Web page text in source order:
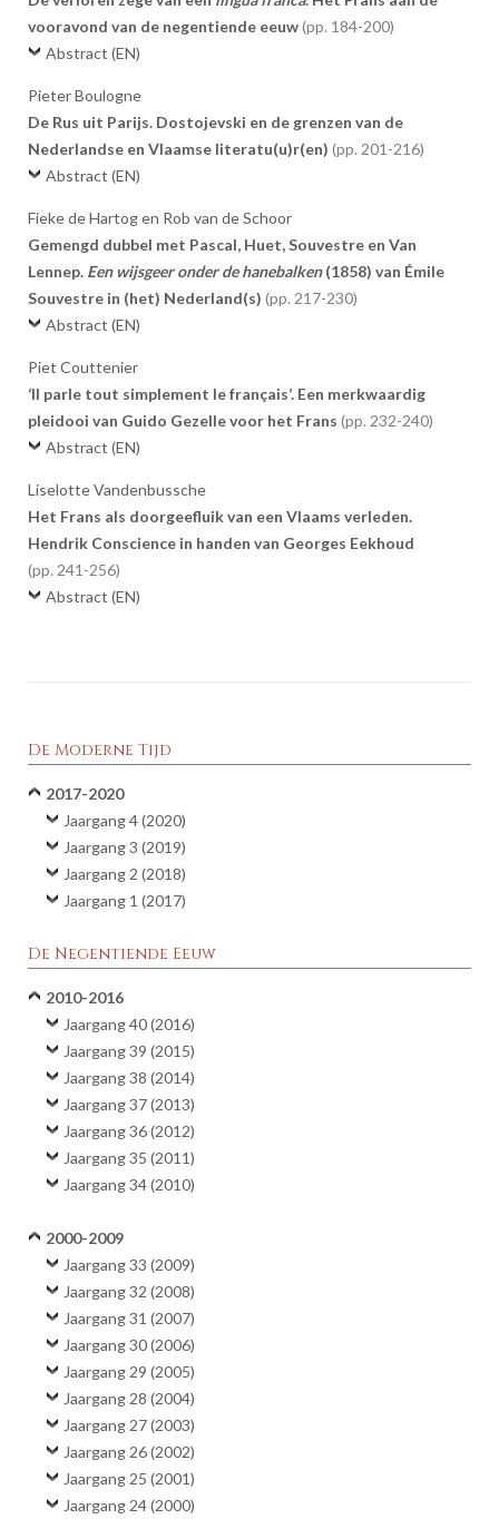
vooravond van de negentiende eeuw
184-200
Abstract (EN)
Pieter Boulogne
De Rus uit Parijs. Dostojevski en de grenzen van de
Nederlandse en Vlaamse literatu(u)r(en)
201-216
Abstract (EN)
Fieke de Hartog en Rob van de Schoor
Gemengd dubbel met Pascal, Huet, Souvestre en Van
Lennep. Een wijsgeer onder de hanebalken(1858) van Émile
Souvestre in (het) Nederland(s)
217-230
Abstract (EN)
Piet Couttenier
‘Il parle tout simplement le français’. Een merkwaardig
pleidooi van Guido Gezelle voor het Frans
232-240
Abstract (EN)
Liselotte Vandenbussche
Het Frans als doorgeefluik van een Vlaams verleden.
Hendrik Conscience in handen van Georges Eekhoud
241-256
Abstract (EN)
De Moderne Tijd
2017-2020
Jaargang 4 (2020)
Jaargang 3 (2019)
Jaargang 2 (2018)
Jaargang 1 (2017)
De Negentiende Eeuw
2010-2016
Jaargang 40 (2016)
Jaargang 39 (2015)
Jaargang 38 (2014)
Jaargang 37 (2013)
Jaargang 36 (2012)
Jaargang 35 (2011)
Jaargang 34 (2010)
2000-2009
Jaargang 33 (2009)
Jaargang 32 (2008)
Jaargang 31 (2007)
Jaargang 30 (2006)
Jaargang 29 (2005)
Jaargang 28 (2004)
Jaargang 27 (2003)
Jaargang 26 (2002)
Jaargang 25 (2001)
Jaargang 24 (2000)